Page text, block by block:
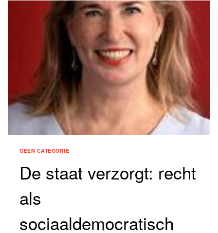
GEEN CATEGORIE
De staat verzorgt: recht
als
sociaaldemocratisch